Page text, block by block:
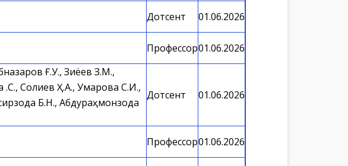
Дотсент
01.06.2026
Профессор01.06.2026
Ғ.У., Зиёев З.М.,
Солиев Ҳ.А., Умарова С.И.,
Б.Н., Абдураҳмонзода
Дотсент 01.06.2026
Профессор01.06.2026